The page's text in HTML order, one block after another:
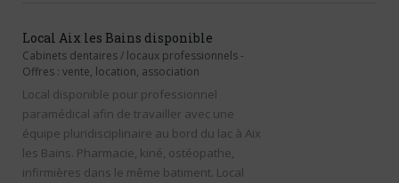
Local Aix les Bains disponible
Cabinets dentaires / locaux professionnels -
Offres : vente, location, association
Local disponible pour professionnel
paramédical afin de travailler avec une
équipe pluridisciplinaire au bord du lac à Aix
les Bains. Pharmacie, kiné, ostéopathe,
infirmières dans le même batiment. Local